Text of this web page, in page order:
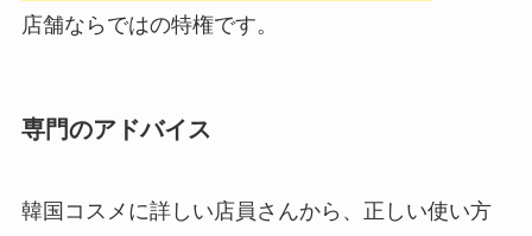
店舗ならではの特権です。
専門のアドバイス
韓国コスメに詳しい店員さんから、正しい使い方